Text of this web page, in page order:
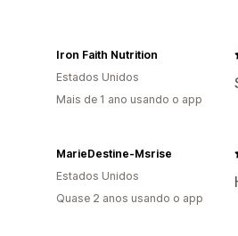
Iron Faith Nutrition
Estados Unidos
Mais de 1 ano usando o app
MarieDestine-Msrise
Estados Unidos
Quase 2 anos usando o app